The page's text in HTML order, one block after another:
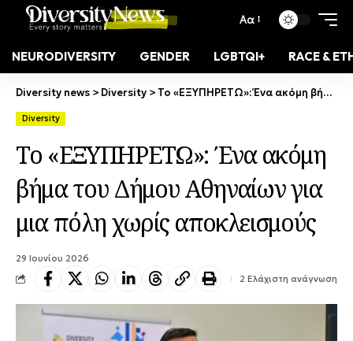
Αα
NEURODIVERSITY GENDER LGBTQI+ RACE &
Diversity news > Diversity > Το «ΕΞΥΠΗΡΕΤΩ»: Ένα ακόμη βήμα του Δήμου Αθηναίων για μια πόλη χωρίς αποκλεισμούς
Diversity
Το «ΕΞΥΠΗΡΕΤΩ»: Ένα ακόμη
βήμα του Δήμου Αθηναίων για
μια πόλη χωρίς αποκλεισμούς
29 Ιουνίου 2026
2 Ελάχιστη ανάγνωση